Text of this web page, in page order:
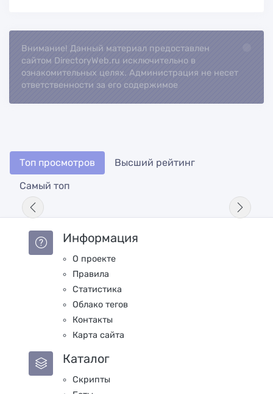
Внимание! Данный материал предоставлен
сайтом DirectoryWeb.ru исключительно в
ознакомительных целях. Администрация не несет
ответственности за его содержимое
Топ просмотров
Высший рейтинг
Самый топ
Информация
О проекте
Правила
Статистика
Облако тегов
Контакты
Карта сайта
Каталог
Скрипты